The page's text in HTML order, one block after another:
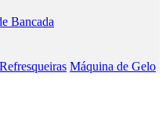
Bancada
Refresqueiras Máquina de Gelo